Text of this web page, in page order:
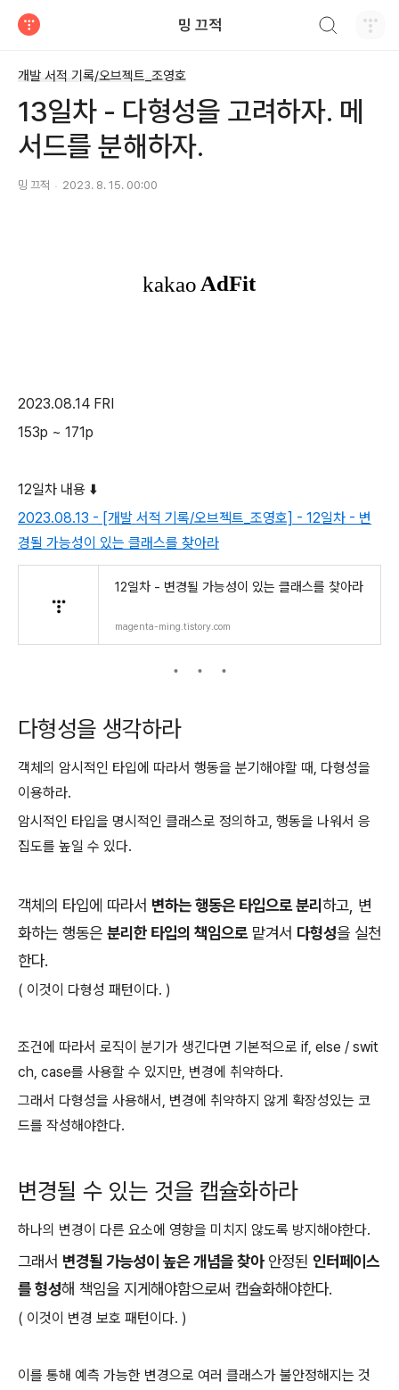
밍 끄적
개발 서적 기록/오브젝트_조영호
13일차 - 다형성을 고려하자. 메
서드를 분해하자.
밍 끄적 2023. 8. 15. 00:00
2023.08.14 FRI
153p ~ 171p
12일차 내용 ⬇️
2023.08.13 - [개발 서적 기록/오브젝트_조영호] - 12일차 - 변
경될 가능성이 있는 클래스를 찾아라
12일차 - 변경될 가능성이 있는 클래스를 찾아라
magenta-ming.tistory.com
다형성을 생각하라
객체의 암시적인 타입에 따라서 행동을 분기해야할 때, 다형성을
이용하라.
암시적인 타입을 명시적인 클래스로 정의하고, 행동을 나워서 응
집도를 높일 수 있다.
객체의 타입에 따라서 변하는 행동은 타입으로 분리 하고, 변
화하는 행동은 분리한 타입의 책임으로맡겨서 다형성을 실천
한다.
( 이것이 다형성 패턴이다. )
조건에 따라서 로직이 분기가 생긴다면 기본적으로 if, else / swit
ch, case를 사용할 수 있지만, 변경에 취약하다.
그래서 다형성을 사용해서, 변경에 취약하지 않게 확장성있는 코
드를 작성해야한다.
변경될 수 있는 것을 캡슐화하라
하나의 변경이 다른 요소에 영향을 미치지 않도록 방지해야한다.
그래서 변경될 가능성이 높은 개념을 찾아안정된 인터페이스
를 형성해 책임을 지게해야함으로써 캡슐화해야한다.
( 이것이 변경 보호 패턴이다. )
이를 통해 예측 가능한 변경으로 여러 클래스가 불안정해지는 것